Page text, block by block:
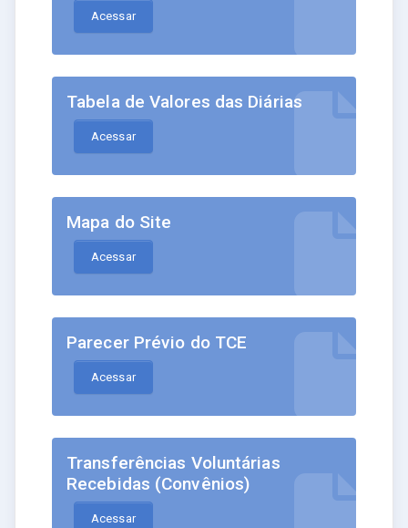
Acessar
Tabela de Valores das Diárias
Acessar
Mapa do Site
Acessar
Parecer Prévio do TCE
Acessar
Transferências Voluntárias
Recebidas (Convênios)
Acessar